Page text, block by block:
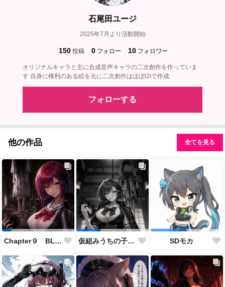
石尾田ユージ
2025年7月より活動開始
150 投稿 0 フォロー 10 フォロワー
オリジナルキャラと主に合成音声キャラの二次創作を作っていま
す 自身に権利のある絵を元に二次創作はほぼi2iで作成
フォローする
他の作品 全てを見る
Chapter９ BLACK OUT 生存者側伴 緋聖の設定とストーリーに使用した画像 仮組みうちの子28人目にしてずっと作りたかった仕事人ポジション。 SDモカ